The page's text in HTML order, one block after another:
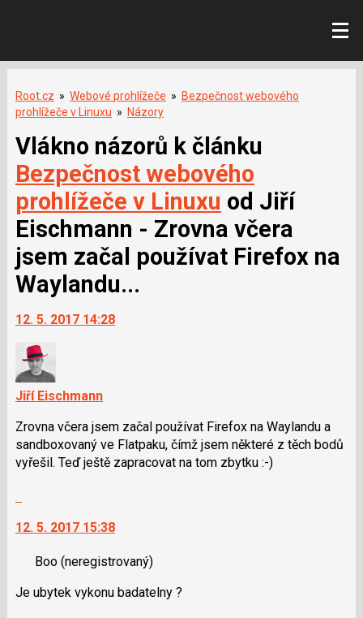
Root.cz » Webové prohlížeče » Bezpečnost webového
prohlížeče v Linuxu » Názory
Vlákno názorů k článku
Bezpečnost webového
prohlížeče v Linuxu od Jiří
Eischmann - Zrovna včera
jsem začal používat Firefox na
Waylandu...
12. 5. 2017 14:28
Jiří Eischmann
Zrovna včera jsem začal používat Firefox na Waylandu a
sandboxovaný ve Flatpaku, čímž jsem některé z těch bodů
vyřešil. Teď ještě zapracovat na tom zbytku :-)
další
názor.
navigaci
12. 5. 2017 15:38
Boo (neregistrovaný)
Je ubytek vykonu badatelny ?